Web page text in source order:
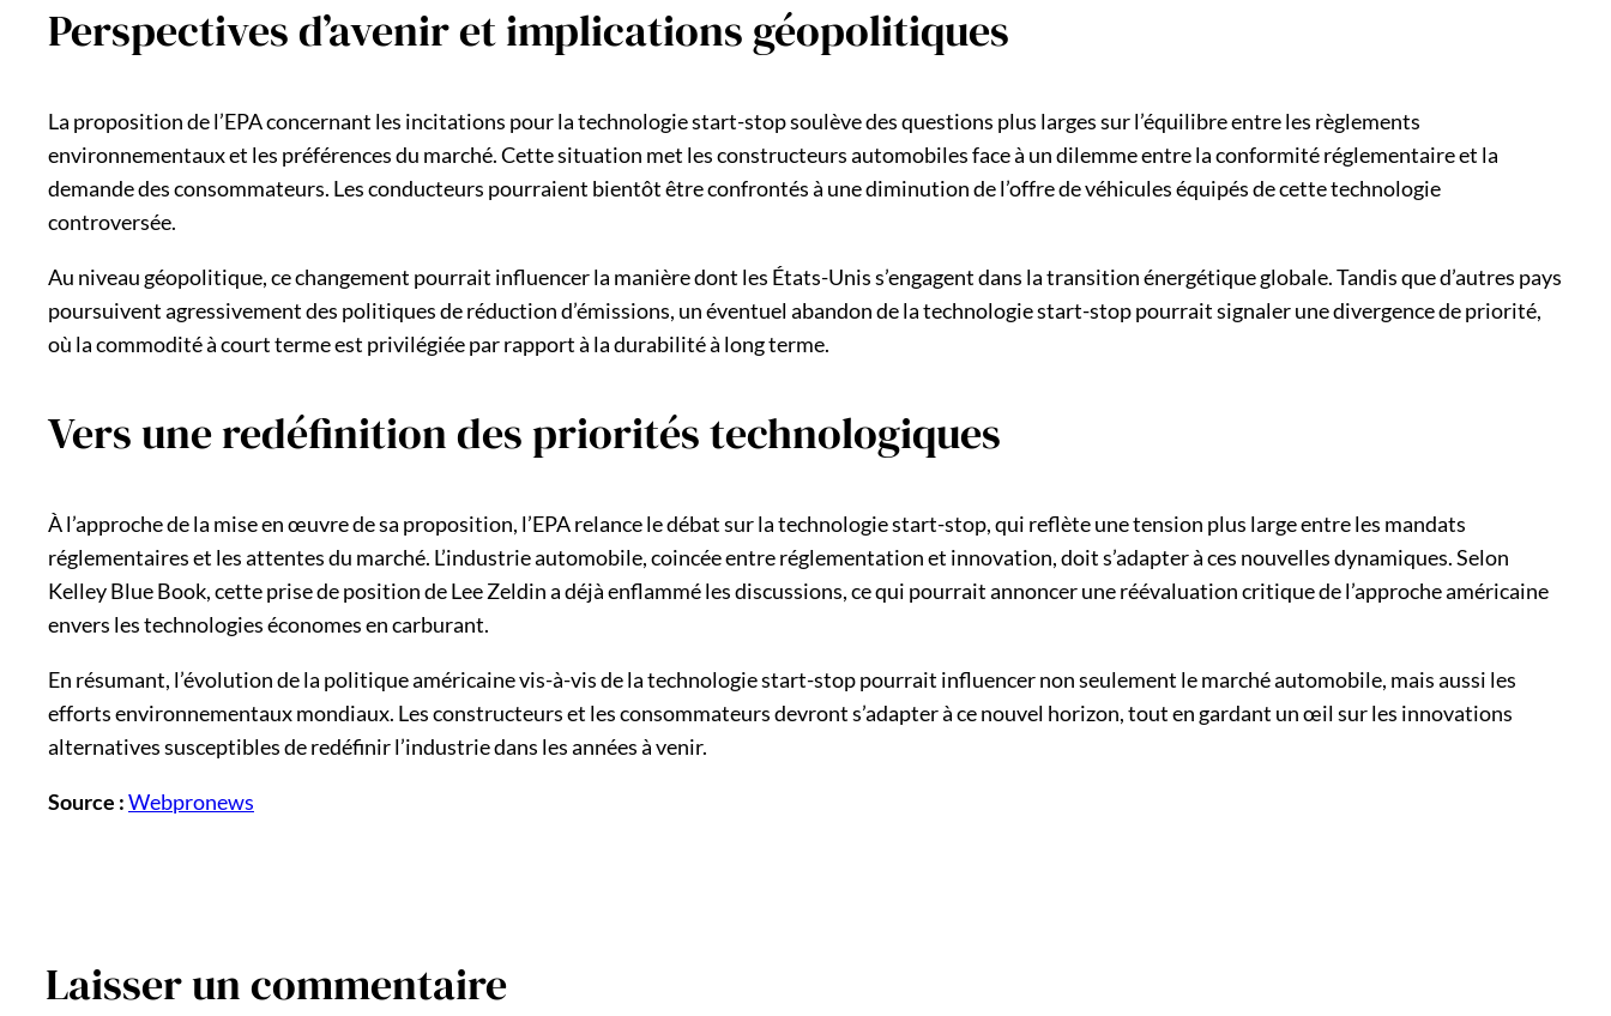
Perspectives d’avenir et implications géopolitiques
La proposition de l’EPA concernant les incitations pour la technologie start-stop soulève des questions plus larges sur l’équilibre entre les règlements
environnementaux et les préférences du marché. Cette situation met les constructeurs automobiles face à un dilemme entre la conformité réglementaire et la
demande des consommateurs. Les conducteurs pourraient bientôt être confrontés à une diminution de l’offre de véhicules équipés de cette technologie
controversée.
Au niveau géopolitique, ce changement pourrait influencer la manière dont les États-Unis s’engagent dans la transition énergétique globale. Tandis que d’autres pays
poursuivent agressivement des politiques de réduction d’émissions, un éventuel abandon de la technologie start-stop pourrait signaler une divergence de priorité,
où la commodité à court terme est privilégiée par rapport à la durabilité à long terme.
Vers une redéfinition des priorités technologiques
À l’approche de la mise en œuvre de sa proposition, l’EPA relance le débat sur la technologie start-stop, qui reflète une tension plus large entre les mandats
réglementaires et les attentes du marché. L’industrie automobile, coincée entre réglementation et innovation, doit s’adapter à ces nouvelles dynamiques. Selon
Kelley Blue Book, cette prise de position de Lee Zeldin a déjà enflammé les discussions, ce qui pourrait annoncer une réévaluation critique de l’approche américaine
envers les technologies économes en carburant.
En résumant, l’évolution de la politique américaine vis-à-vis de la technologie start-stop pourrait influencer non seulement le marché automobile, mais aussi les
efforts environnementaux mondiaux. Les constructeurs et les consommateurs devront s’adapter à ce nouvel horizon, tout en gardant un œil sur les innovations
alternatives susceptibles de redéfinir l’industrie dans les années à venir.
Source :Webpronews
Laisser un commentaire